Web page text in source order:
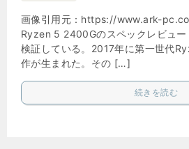
画像引用元：https://www.ark-
Ryzen 5 2400Gのスペックレビュー
検証している。2017年に第一世代
作が生まれた。その […]
続きを読む